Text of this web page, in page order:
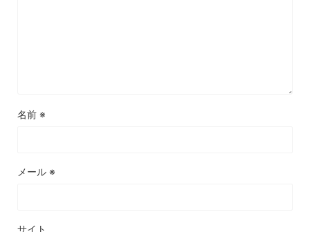
名前 ※
メール ※
サイト